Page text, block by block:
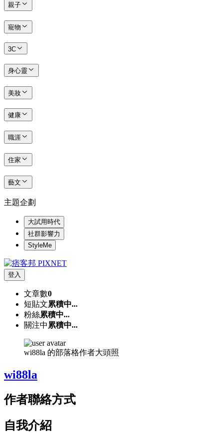
親子
寵物
3C
身心靈
美妝
健康
職涯
住家
藝文
主題企劃
大試用時代
社群影響力
StyleMe
登入
文章數0
短貼文累積中...
粉絲累積中...
關注中 累積中...
wi88la 的部落格作者大頭照
wi88la
作者聯絡方式
自我介紹